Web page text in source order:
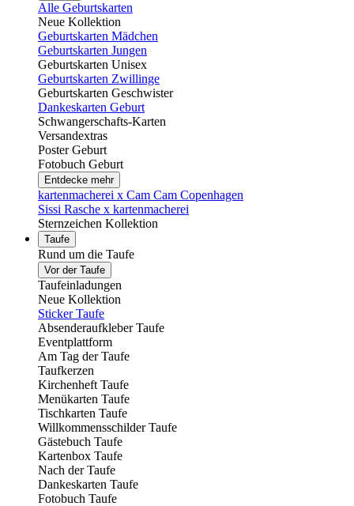
Alle Geburtskarten
Neue Kollektion
Geburtskarten Mädchen
Geburtskarten Jungen
Geburtskarten Unisex
Geburtskarten Zwillinge
Geburtskarten Geschwister
Dankeskarten Geburt
Schwangerschafts-Karten
Versandextras
Poster Geburt
Fotobuch Geburt
Entdecke mehr
kartenmacherei x Cam Cam Copenhagen
Sissi Rasche x kartenmacherei
Sternzeichen Kollektion
Taufe
Rund um die Taufe
Vor der Taufe
Taufeinladungen
Neue Kollektion
Sticker Taufe
Absenderaufkleber Taufe
Eventplattform
Am Tag der Taufe
Taufkerzen
Kirchenheft Taufe
Menükarten Taufe
Tischkarten Taufe
Willkommensschilder Taufe
Gästebuch Taufe
Kartenbox Taufe
Nach der Taufe
Dankeskarten Taufe
Fotobuch Taufe